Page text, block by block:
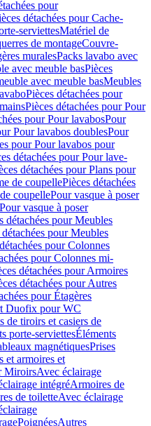
pour
détachées pour Cache-
serviettesMatériel de
de montageCouvre-
muralesPacks lavabo avec
avec meuble basPièces
avec meuble basMeubles
Pièces détachées pour
Pièces détachées pour Pour
pour Pour lavabosPour
Pour lavabos doublesPour
pour Pour lavabos pour
détachées pour Pour lave-
détachées pour Plans pour
de coupellePièces détachées
coupellePour vasque à poser
vasque à poser
détachées pour Meubles
détachées pour Meubles
pour Colonnes
pour Colonnes mi-
détachées pour Armoires
détachées pour Autres
pour Étagères
Duofix pour WC
de tiroirs et casiers de
porte-serviettesÉléments
magnétiquesPrises
et armoires et
MiroirsAvec éclairage
intégréArmoires de
de toiletteAvec éclairage
PoignéesAutres